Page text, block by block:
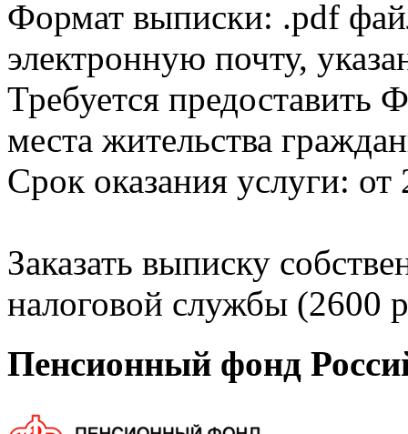
Формат выписки: .pdf
электронную почту,
Требуется
места жительства
Срок оказания услуги: от
Заказать выписку
налоговой службы (2600
Пенсионный фонд